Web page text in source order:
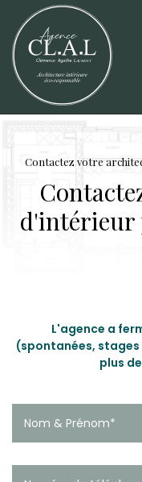
Contactez votre
d'intérieur
L'agence a
(spontanées,
plus